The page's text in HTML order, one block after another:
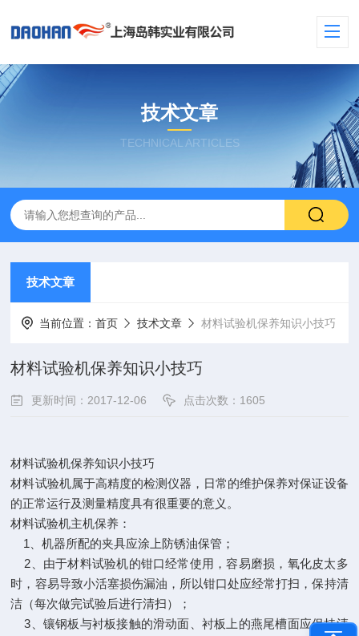
技术文章
TECHNICAL ARTICLES
技术文章
当前位置：首页 技术文章 材料试验机保养知识小技巧
材料试验机保养知识小技巧
更新时间：2017-12-06 点击次数：1605
材料试验机保养知识小技巧
材料试验机属于高精度的检测仪器，日常的维护保养对保证设备
的正常运行及测量精度具有很重要的意义。
材料试验机主机保养：
1、机器所配的夹具应涂上防锈油保管；
2、由于材料试验机的钳口经常使用，容易磨损，氧化皮太多
时，容易导致小活塞损伤漏油，所以钳口处应经常打扫，保持清
洁（每次做完试验后进行清扫）；
3、镶钢板与衬板接触的滑动面、衬板上的燕尾槽面应保持清